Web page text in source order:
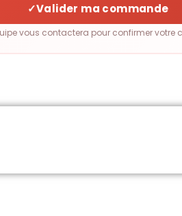
✓Valider ma commande
vous contactera pour confirmer votre